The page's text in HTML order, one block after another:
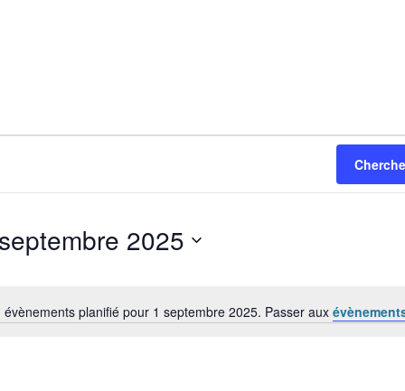
Notice
évènements planifié pour 1 septembre 2025. Passer aux
2025